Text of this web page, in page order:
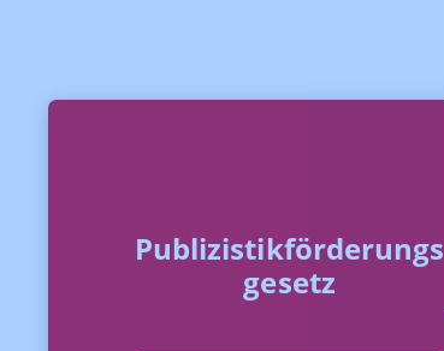
Publizistikförderungs
gesetz